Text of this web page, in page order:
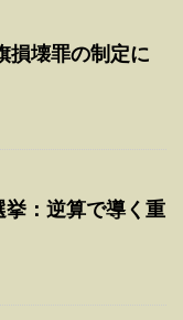
損壊罪の制定に
：逆算で導く重